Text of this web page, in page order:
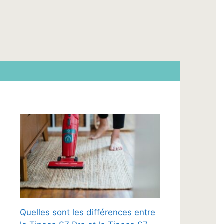
Quelles sont les différences entre